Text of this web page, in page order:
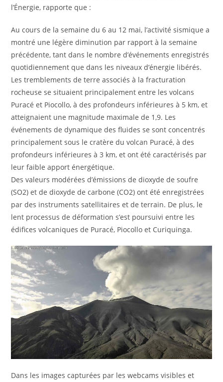
l’Énergie, rapporte que :
Au cours de la semaine du 6 au 12 mai, l’activité sismique a
montré une légère diminution par rapport à la semaine
précédente, tant dans le nombre d’événements enregistrés
quotidiennement que dans les niveaux d’énergie libérés.
Les tremblements de terre associés à la fracturation
rocheuse se situaient principalement entre les volcans
Puracé et Piocollo, à des profondeurs inférieures à 5 km, et
atteignaient une magnitude maximale de 1,9. Les
événements de dynamique des fluides se sont concentrés
principalement sous le cratère du volcan Puracé, à des
profondeurs inférieures à 3 km, et ont été caractérisés par
leur faible apport énergétique.
Des valeurs modérées d’émissions de dioxyde de soufre
(SO2) et de dioxyde de carbone (CO2) ont été enregistrées
par des instruments satellitaires et de terrain. De plus, le
lent processus de déformation s’est poursuivi entre les
édifices volcaniques de Puracé, Piocollo et Curiquinga.
Dans les images capturées par les webcams visibles et